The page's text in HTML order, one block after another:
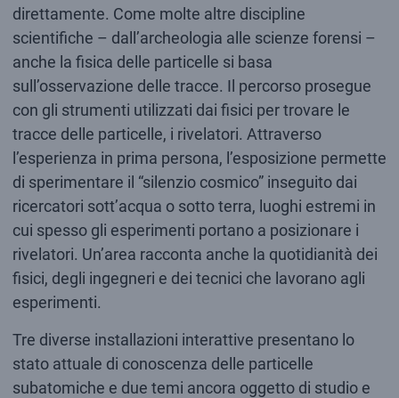
direttamente. Come molte altre discipline
scientifiche – dall’archeologia alle scienze forensi –
anche la fisica delle particelle si basa
sull’osservazione delle tracce. Il percorso prosegue
con gli strumenti utilizzati dai fisici per trovare le
tracce delle particelle, i rivelatori. Attraverso
l’esperienza in prima persona, l’esposizione permette
di sperimentare il “silenzio cosmico” inseguito dai
ricercatori sott’acqua o sotto terra, luoghi estremi in
cui spesso gli esperimenti portano a posizionare i
rivelatori. Un’area racconta anche la quotidianità dei
fisici, degli ingegneri e dei tecnici che lavorano agli
esperimenti.
Tre diverse installazioni interattive presentano lo
stato attuale di conoscenza delle particelle
subatomiche e due temi ancora oggetto di studio e